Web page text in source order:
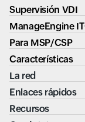
Supervisión VDI
ManageEngine
Para MSP/CSP
Características
La red
Enlaces rápidos
Recursos